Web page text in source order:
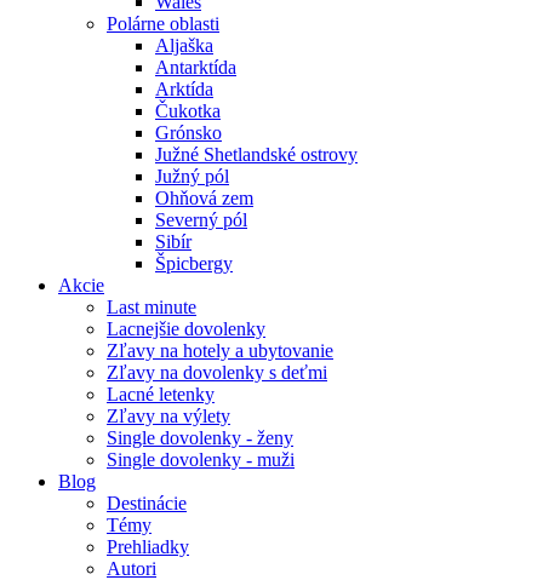
Polárne oblasti
Aljaška
Antarktída
Arktída
Čukotka
Grónsko
Južné Shetlandské ostrovy
Južný pól
Ohňová zem
Severný pól
Sibír
Špicbergy
Akcie
Last minute
Lacnejšie dovolenky
Zľavy na hotely a ubytovanie
Zľavy na dovolenky s deťmi
Lacné letenky
Zľavy na výlety
Single dovolenky - ženy
Single dovolenky - muži
Blog
Destinácie
Témy
Prehliadky
Autori